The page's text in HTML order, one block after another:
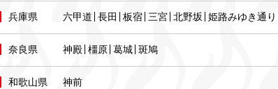
兵庫県 六甲道 長田 板宿 三宮 北野坂 姫路みゆき通り
奈良県 神殿 橿原 葛城 斑鳩
和歌山県 神前